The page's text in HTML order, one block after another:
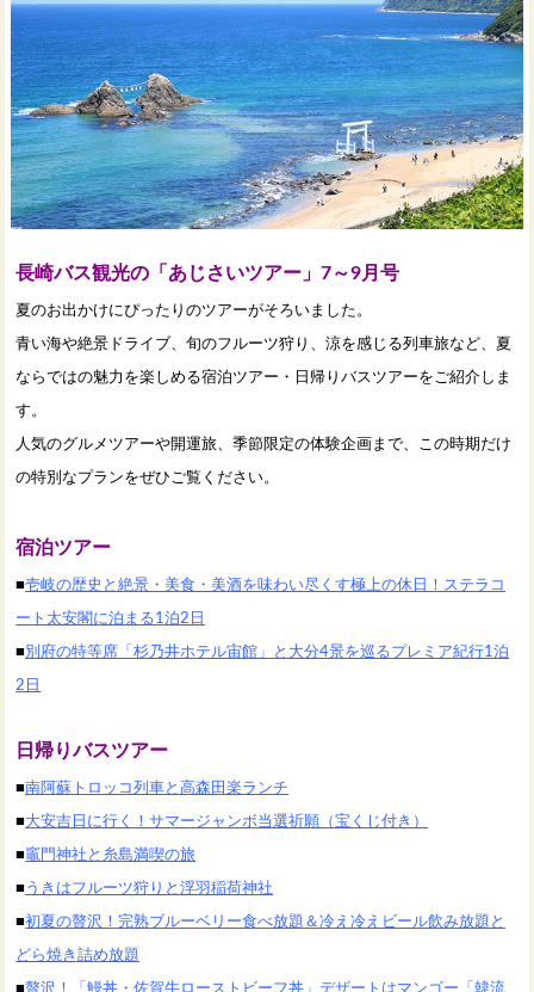
長崎バス観光の「あじさいツアー」7～9月号
夏のお出かけにぴったりのツアーがそろいました。
青い海や絶景ドライブ、旬のフルーツ狩り、涼を感じる列車旅など、夏
ならではの魅力を楽しめる宿泊ツアー・日帰りバスツアーをご紹介しま
す。
人気のグルメツアーや開運旅、季節限定の体験企画まで、この時期だけ
の特別なプランをぜひご覧ください。
宿泊ツアー
■壱岐の歴史と絶景・美食・美酒を味わい尽くす極上の休日！ステラコ
ート太安閣に泊まる1泊2日
■別府の特等席「杉乃井ホテル宙館」と大分4景を巡るプレミア紀行1泊
2日
日帰りバスツアー
■南阿蘇トロッコ列車と高森田楽ランチ
■大安吉日に行く！サマージャンボ当選祈願（宝くじ付き）
■竈門神社と糸島満喫の旅
■ うきはフルーツ狩りと浮羽稲荷神社
■初夏の贅沢！完熟ブルーベリー食べ放題＆冷え冷えビール飲み放題と
どら焼き詰め放題
■贅沢！「鰻丼・佐賀牛ローストビーフ丼」デザートはマンゴー「韓流